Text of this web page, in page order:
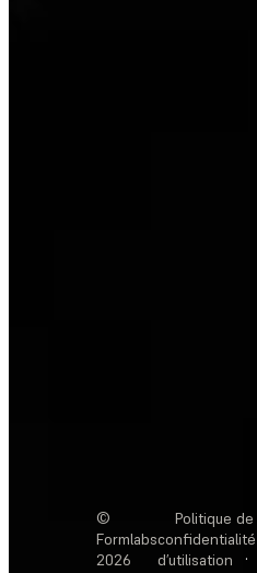
©
Formlabs
2026
Politique de
confidentialité
d’utilisation
·